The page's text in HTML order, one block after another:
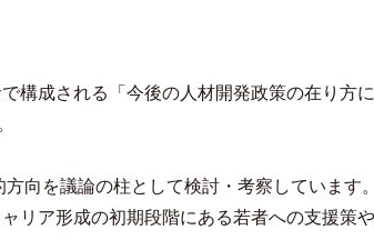
構成される「今後の人材開発政策の在り方
方向を議論の柱として検討・考察しています
リア形成の初期段階にある若者への支援策